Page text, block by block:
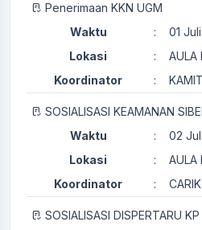
Penerimaan KKN UGM
Waktu
:
01
Lokasi
:
AULA
Koordinator
:
SOSIALISASI KEAMANAN
Waktu
:
02
Lokasi
:
AULA
Koordinator
: CARIK
SOSIALISASI DISPERTARU KP